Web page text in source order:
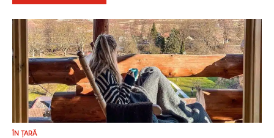
ÎN ȚARĂ